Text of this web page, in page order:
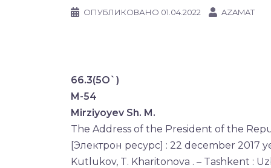
ОПУБЛИКОВАНО 01.04.2022 AZAMAT
66.3(5O`)
M-54
Mirziyoyev Sh. M.
The Address of the President of the
[Электрон ресурс] : 22 december 2017
Kutlukov, T. Kharitonova . – Tashkent :